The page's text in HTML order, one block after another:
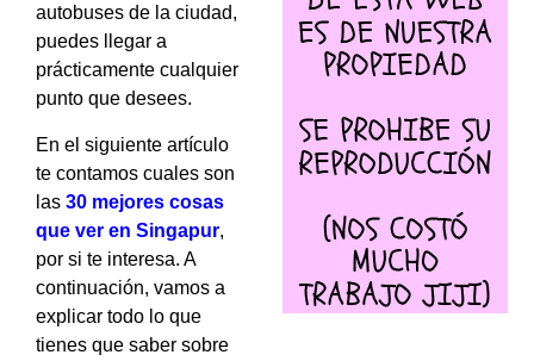
autobuses de la ciudad,
puedes llegar a
prácticamente cualquier
punto que desees.
En el siguiente artículo
te contamos cuales son
las 30 mejores cosas
que ver en Singapur,
por si te interesa. A
continuación, vamos a
explicar todo lo que
tienes que saber sobre